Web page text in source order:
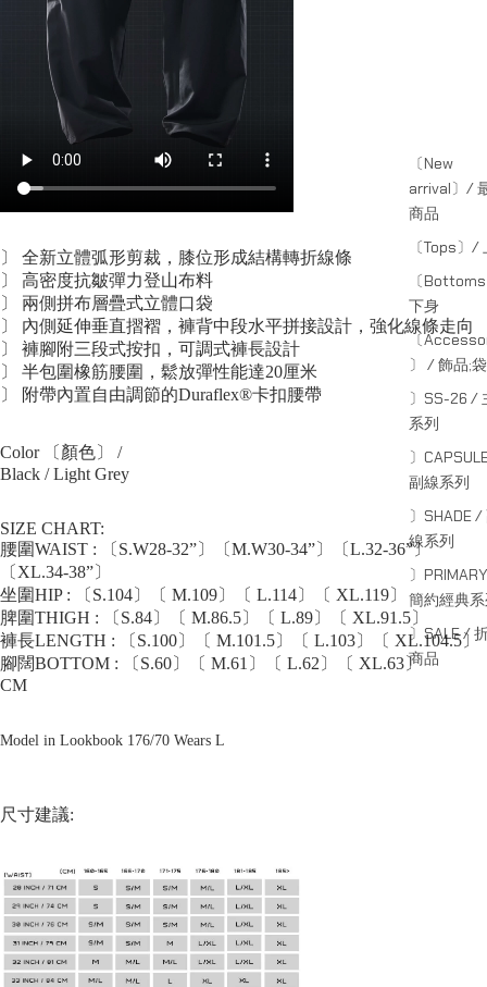
〔New
arrival〕/
商品
〔Tops〕/
〔
下身
〔
〕 / 飾品;袋
〕SS-26 /
系列
〕
副線系列
〕SHADE /
線系列
〕
簡約經典
〕SALE /
商品
〕 全新立體弧形剪裁，膝位形成結構轉折線條
〕 高密度抗皺彈力登山布料
〕 兩側拼布層疊式立體口袋
〕 內側延伸垂直摺褶，褲背中段水平拼接設計，強化線條走向
〕 褲腳附三段式按扣，可調式褲長設計
〕 半包圍橡筋腰圍，鬆放彈性能達20厘米
〕 附帶內置自由調節的Duraflex®卡扣腰帶
Color 〔顏色〕 /
Black / Light Grey
SIZE CHART:
腰圍WAIST : 〔S.W28-32”〕〔M.W30-34”〕〔L.32-36”〕
〔XL.34-38”〕
坐圍HIP : 〔S.104〕〔 M.109〕〔 L.114〕〔 XL.119〕
脾圍THIGH : 〔S.84〕〔 M.86.5〕〔 L.89〕〔 XL.91.5〕
褲長LENGTH : 〔S.100〕〔 M.101.5〕〔 L.103〕〔 XL.104.5〕
腳闊BOTTOM : 〔S.60〕〔 M.61〕〔 L.62〕〔 XL.63〕
CM
Model in Lookbook 176/70 Wears L
尺寸建議: